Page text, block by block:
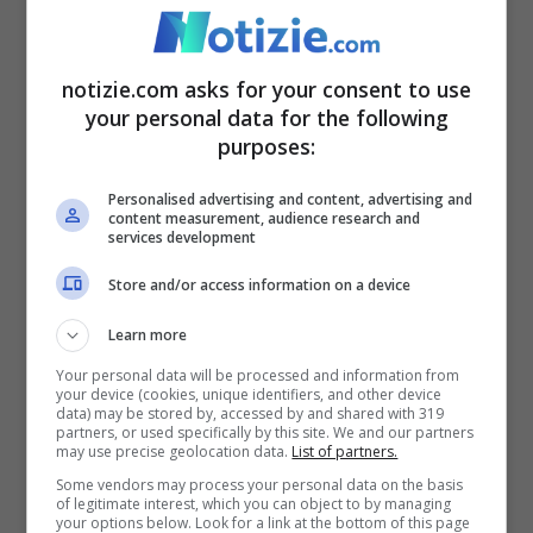
Siccità in Sicilia, l’impatto
sulla produzione agricola e
zootecnica, le cause alla
base e il razionamento
come soluzione
Le province di Caltanissetta ed Enna
rivestono un ruolo cruciale nell’economia
siciliana grazie alla produzione del grano e
all’allevamento di ovini e bovini. Tuttavia,
la prolungata siccità sta avendo effetti
notizie.com asks for your consent to use
your personal data for the following
purposes:
Personalised advertising and content, advertising and
content measurement, audience research and
services development
Store and/or access information on a device
Learn more
Your personal data will be processed and information from
your device (cookies, unique identifiers, and other device
data) may be stored by, accessed by and shared with 319
partners, or used specifically by this site. We and our partners
may use precise geolocation data. List of partners.
Some vendors may process your personal data on the basis
of legitimate interest, which you can object to by managing
your options below. Look for a link at the bottom of this page